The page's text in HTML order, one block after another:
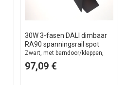
30W 3-fasen DALI dimbaar
RA90 spanningsrail spot
Zwart, met barndoor/kleppen,
honingraat rooster
97,09 €